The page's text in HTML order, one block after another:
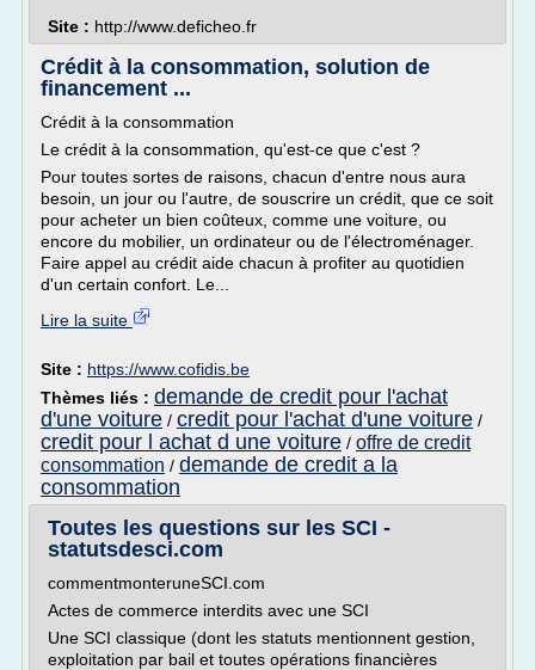
Site : http://www.deficheo.fr
Crédit à la consommation, solution de
financement ...
Crédit à la consommation
Le crédit à la consommation, qu'est-ce que c'est ?
Pour toutes sortes de raisons, chacun d'entre nous aura
besoin, un jour ou l'autre, de souscrire un crédit, que ce soit
pour acheter un bien coûteux, comme une voiture, ou
encore du mobilier, un ordinateur ou de l'électroménager.
Faire appel au crédit aide chacun à profiter au quotidien
d'un certain confort. Le...
Lire la suite
Site : https://www.cofidis.be
Thèmes liés : demande de credit pour l'achat
d'une voiture / credit pour l'achat d'une voiture /
credit pour l achat d une voiture / offre de credit
consommation / demande de credit a la
consommation
Toutes les questions sur les SCI -
statutsdesci.com
commentmonteruneSCI.com
Actes de commerce interdits avec une SCI
Une SCI classique (dont les statuts mentionnent gestion,
exploitation par bail et toutes opérations financières